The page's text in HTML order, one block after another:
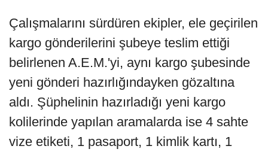
Çalışmalarını sürdüren ekipler, ele geçirilen
kargo gönderilerini şubeye teslim ettiği
belirlenen A.E.M.'yi, aynı kargo şubesinde
yeni gönderi hazırlığındayken gözaltına
aldı. Şüphelinin hazırladığı yeni kargo
kolilerinde yapılan aramalarda ise 4 sahte
vize etiketi, 1 pasaport, 1 kimlik kartı, 1